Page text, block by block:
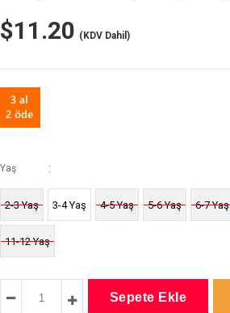
$11.20 (KDV Dahil)
Yaş :
2-3 Yaş 3-4 Yaş 4-5 Yaş 5-6 Yaş 6-7 Yaş
11-12 Yaş